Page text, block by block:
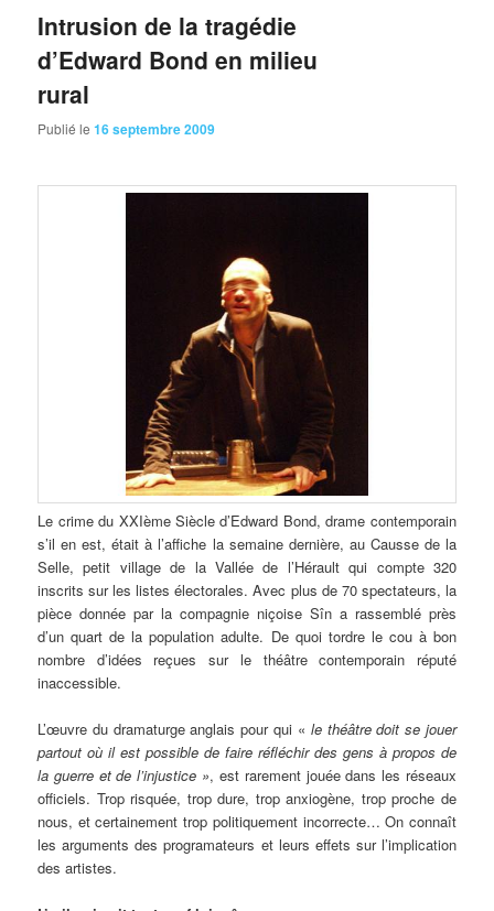
Intrusion de la tragédie
d’Edward Bond en milieu
rural
Publié le16 septembre 2009
Le crime du XXIème Siècle d’Edward Bond, drame contemporain
s’il en est, était à l’affiche la semaine dernière, au Causse de la
Selle, petit village de la Vallée de l’Hérault qui compte 320
inscrits sur les listes électorales. Avec plus de 70 spectateurs, la
pièce donnée par la compagnie niçoise Sîn a rassemblé près
d’un quart de la population adulte. De quoi tordre le cou à bon
nombre d’idées reçues sur le théâtre contemporain réputé
inaccessible.
L’œuvre du dramaturge anglais pour qui « le théâtre doit se jouer
partout où il est possible de faire réfléchir des gens à propos de
la guerre et de l’injustice », est rarement jouée dans les réseaux
officiels. Trop risquée, trop dure, trop anxiogène, trop proche de
nous, et certainement trop politiquement incorrecte… On connaît
les arguments des programateurs et leurs effets sur l’implication
des artistes.